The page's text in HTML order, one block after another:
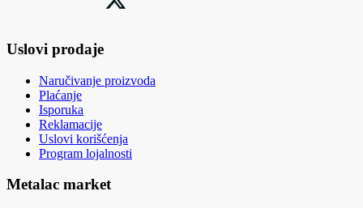
Uslovi prodaje
Naručivanje proizvoda
Plaćanje
Isporuka
Reklamacije
Uslovi korišćenja
Program lojalnosti
Metalac market